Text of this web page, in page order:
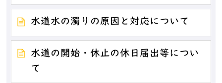
水道水の濁りの原因と対応について
水道の開始・休止の休日届出等につい
て